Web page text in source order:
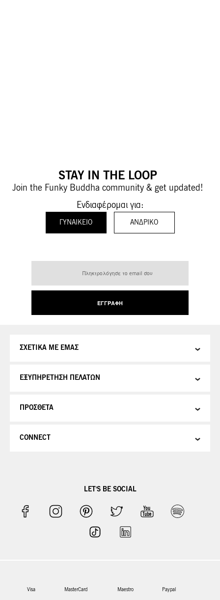
STAY IN THE LOOP
Join the Funky Buddha community & get updated!
Ενδιαφέρομαι για:
ΓΥΝΑΙΚΕΊΟ ΑΝΔΡΙΚΌ
Ενημερωτικό
ΕΓΓΡΑΦΉ
ΣΧΕΤΙΚΑ ΜΕ ΕΜΑΣ
ΕΞΥΠΗΡΕΤΗΣΗ ΠΕΛΑΤΩΝ
ΠΡΟΣΘΕΤΑ
CONNECT
LET'S BE SOCIAL
Visa MasterCard Maestro Paypal